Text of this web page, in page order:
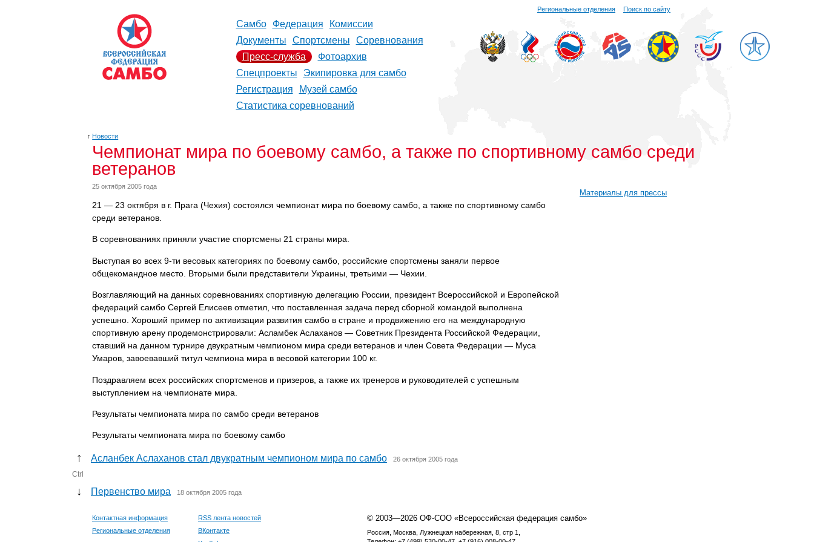
Региональные отделения Поиск по сайту
Самбо Федерация
Комиссии
Документы
Спортсмены
Соревнования
Пресс-служба
Фотоархив
Спецпроекты
Экипировка для самбо
Регистрация
Музей самбо
Статистика соревнований
↑ Новости
Чемпионат мира по боевому самбо, а также по спортивному самбо среди
ветеранов
25 октября 2005 года
21 — 23 октября в г. Прага (Чехия) состоялся чемпионат мира по боевому самбо, а также по спортивному самбо
среди ветеранов.
В соревнованиях приняли участие спортсмены 21 страны мира.
Выступая во всех 9-ти весовых категориях по боевому самбо, российские спортсмены заняли первое
общекомандное место. Вторыми были представители Украины, третьими — Чехии.
Возглавляющий на данных соревнованиях спортивную делегацию России, президент Всероссийской и Европейской
федераций самбо Сергей Елисеев отметил, что поставленная задача перед сборной командой выполнена
успешно. Хороший пример по активизации развития самбо в стране и продвижению его на международную
спортивную арену продемонстрировали: Асламбек Аслаханов — Советник Президента Российской Федерации,
ставший на данном турнире двукратным чемпионом мира среди ветеранов и член Совета Федерации — Муса
Умаров, завоевавший титул чемпиона мира в весовой категории 100 кг.
Поздравляем всех российских спортсменов и призеров, а также их тренеров и руководителей с успешным
выступлением на чемпионате мира.
Результаты чемпионата мира по самбо среди ветеранов
Результаты чемпионата мира по боевому самбо
↑ Асланбек Аслаханов стал двукратным чемпионом мира по самбо 26 октября 2005 года
Ctrl
↓ Первенство мира 18 октября 2005 года
Материалы для прессы
Контактная информация
Региональные отделения
RSS лента новостей
ВКонтакте
© 2003—2026 ОФ-СОО «Всероссийская федерация самбо»
Россия, Москва, Лужнецкая набережная, 8, стр 1,